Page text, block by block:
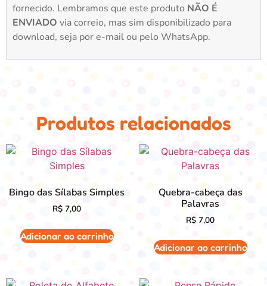
fornecido. Lembramos que este produto NÃO É
ENVIADO via correio, mas sim disponibilizado para
download, seja por e-mail ou pelo WhatsApp.
Produtos relacionados
Bingo das Sílabas Simples
R$ 7,00
Adicionar ao carrinho
Quebra-cabeça das
Palavras
R$ 7,00
Adicionar ao carrinho